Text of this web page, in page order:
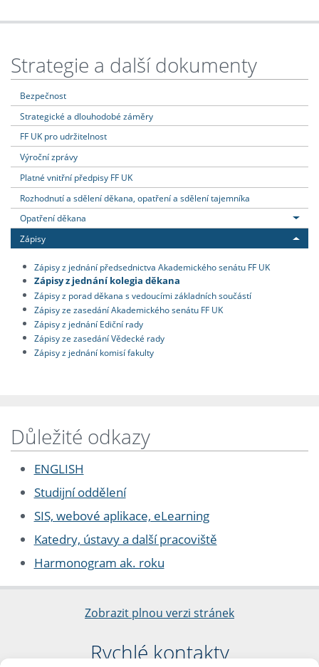
Strategie a další dokumenty
Bezpečnost
Strategické a dlouhodobé záměry
FF UK pro udržitelnost
Výroční zprávy
Platné vnitřní předpisy FF UK
Rozhodnutí a sdělení děkana, opatření a sdělení tajemníka
Opatření děkana
Zápisy
Zápisy z jednání předsednictva Akademického senátu FF UK
Zápisy z jednání kolegia děkana
Zápisy z porad děkana s vedoucími základních součástí
Zápisy ze zasedání Akademického senátu FF UK
Zápisy z jednání Ediční rady
Zápisy ze zasedání Vědecké rady
Zápisy z jednání komisí fakulty
Důležité odkazy
ENGLISH
Studijní oddělení
SIS, webové aplikace, eLearning
Katedry, ústavy a další pracoviště
Harmonogram ak. roku
Zobrazit plnou verzi stránek
Rychlé kontakty